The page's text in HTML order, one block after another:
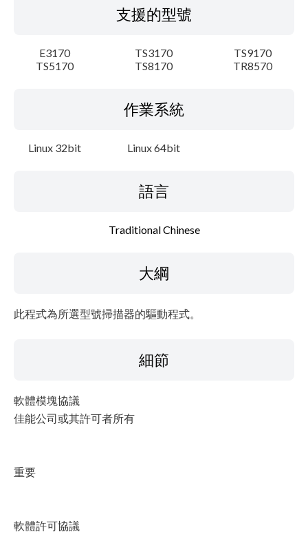
支援的型號
E3170 TS3170
TS9170
TS5170
TS8170 TR8570
作業系統
Linux 32bit Linux 64bit
語言
Traditional Chinese
大綱
此程式為所選型號掃描器的驅動程式。
細節
軟體模塊協議
佳能公司或其許可者所有
重要
軟體許可協議